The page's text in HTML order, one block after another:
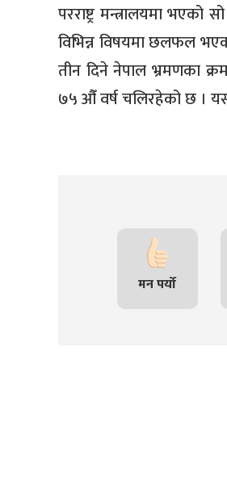
परराष्ट्र मन्त्रालयमा भएको
विभिन्न विषयमा छलफल
तीन दिने नेपाल भ्रमणका
७५ औँ वर्ष चलिरहेको छ ।
मन पर्यो